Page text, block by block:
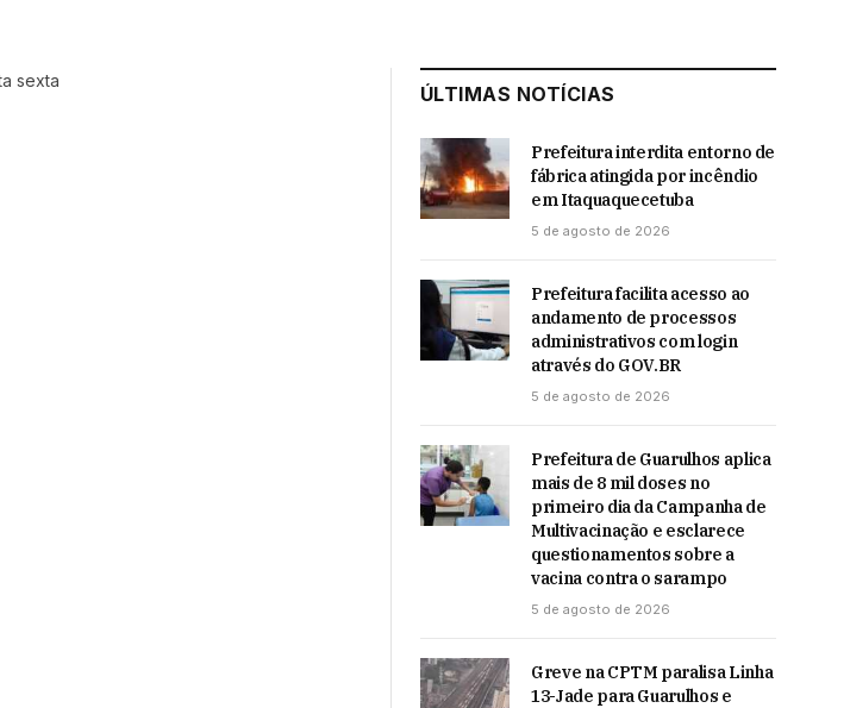
ÚLTIMAS NOTÍCIAS
Prefeitura interdita entorno de
fábrica atingida por incêndio
em Itaquaquecetuba
5 de agosto de 2026
Prefeitura facilita acesso ao
andamento de processos
administrativos com login
através do GOV.BR
5 de agosto de 2026
Prefeitura de Guarulhos aplica
mais de 8 mil doses no
primeiro dia da Campanha de
Multivacinação e esclarece
questionamentos sobre a
vacina contra o sarampo
5 de agosto de 2026
Greve na CPTM paralisa Linha
13-Jade para Guarulhos e